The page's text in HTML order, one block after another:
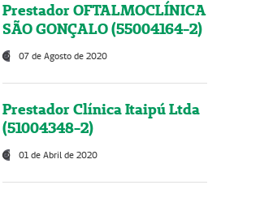
Prestador OFTALMOCLÍNICA
SÃO GONÇALO (55004164-2)
07 de Agosto de 2020
Prestador Clínica Itaipú Ltda
(51004348-2)
01 de Abril de 2020